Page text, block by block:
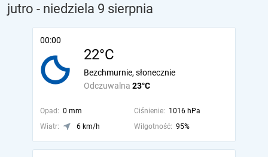
jutro - niedziela 9 sierpnia
00:00
22°C
Odczuwalna 23°C
Bezchmurnie, słonecznie
Opad: 0 mm Ciśnienie: 1016 hPa
Wiatr:
6 km/h Wilgotność: 95%